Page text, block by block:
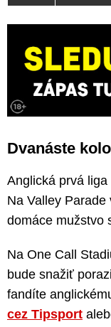
Dvanáste
Anglická prvá
Na Valley
domáce mužstvo
Na One Call
bude snažiť
fandíte
cez Tipsport